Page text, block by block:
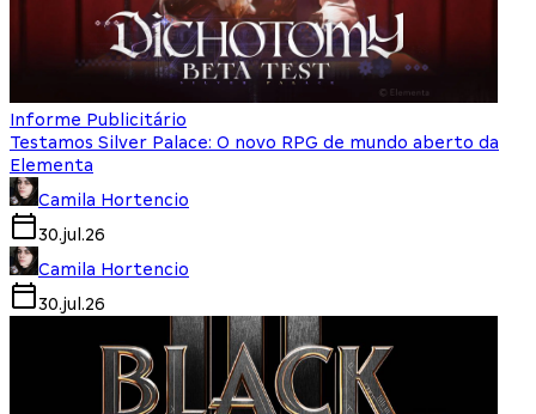
Informe Publicitário
Testamos Silver Palace: O novo RPG de mundo aberto da
Elementa
Camila Hortencio
30.jul.26
Camila Hortencio
30.jul.26